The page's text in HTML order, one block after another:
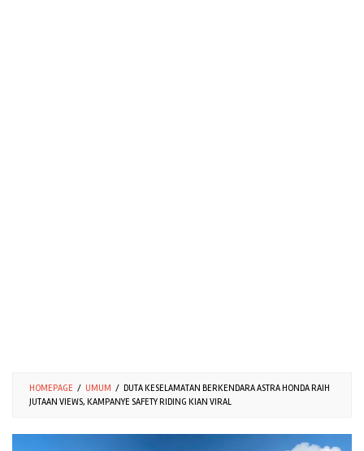
HOMEPAGE / UMUM / DUTA KESELAMATAN BERKENDARA ASTRA HONDA RAIH
JUTAAN VIEWS, KAMPANYE SAFETY RIDING KIAN VIRAL